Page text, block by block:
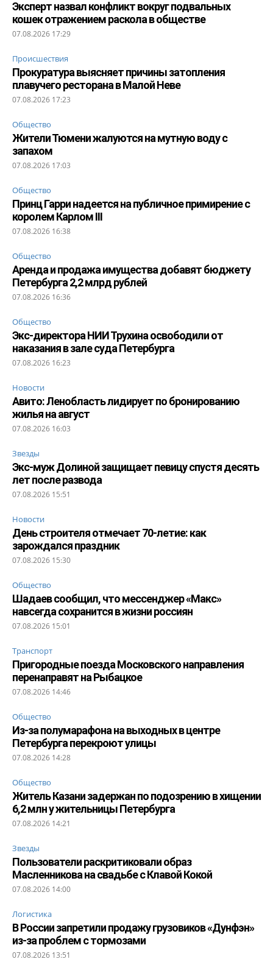
Эксперт назвал конфликт вокруг подвальных
кошек отражением раскола в обществе
07.08.2026 17:29
Происшествия
Прокуратура выясняет причины затопления
плавучего ресторана в Малой Неве
07.08.2026 17:23
Общество
Жители Тюмени жалуются на мутную воду с
запахом
07.08.2026 17:03
Общество
Принц Гарри надеется на публичное примирение с
королем Карлом III
07.08.2026 16:38
Общество
Аренда и продажа имущества добавят бюджету
Петербурга 2,2 млрд рублей
07.08.2026 16:36
Общество
Экс-директора НИИ Трухина освободили от
наказания в зале суда Петербурга
07.08.2026 16:23
Новости
Авито: Ленобласть лидирует по бронированию
жилья на август
07.08.2026 16:03
Звезды
Экс-муж Долиной защищает певицу спустя десять
лет после развода
07.08.2026 15:51
Новости
День строителя отмечает 70-летие: как
зарождался праздник
07.08.2026 15:30
Общество
Шадаев сообщил, что мессенджер «Макс»
навсегда сохранится в жизни россиян
07.08.2026 15:01
Транспорт
Пригородные поезда Московского направления
перенаправят на Рыбацкое
07.08.2026 14:46
Общество
Из-за полумарафона на выходных в центре
Петербурга перекроют улицы
07.08.2026 14:28
Общество
Житель Казани задержан по подозрению в хищении
6,2 млн у жительницы Петербурга
07.08.2026 14:21
Звезды
Пользователи раскритиковали образ
Масленникова на свадьбе с Клавой Кокой
07.08.2026 14:00
Логистика
В России запретили продажу грузовиков «Дунфэн»
из-за проблем с тормозами
07.08.2026 13:51